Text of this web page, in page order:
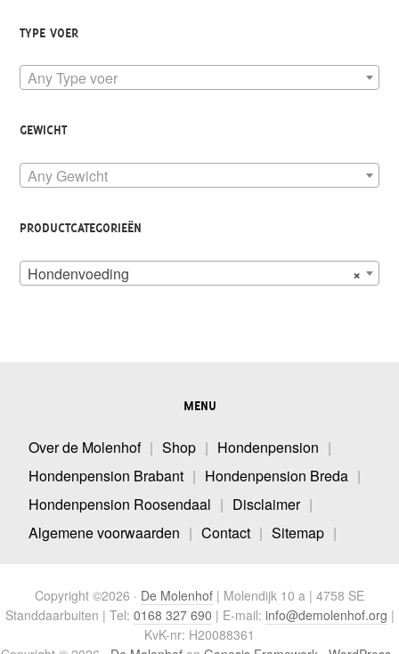
TYPE VOER
Any Type voer
GEWICHT
Any Gewicht
PRODUCTCATEGORIEËN
×
Hondenvoeding
MENU
Over de Molenhof Shop
Hondenpension
Hondenpension Brabant
Hondenpension Breda
Hondenpension Roosendaal
Disclaimer
Algemene voorwaarden
Contact Sitemap
Copyright ©2026 · De Molenhof | Molendijk 10 a | 4758 SE
Standdaarbuiten | Tel: 0168 327 690 | E-mail: info@demolenhof.org |
KvK-nr: H20088361